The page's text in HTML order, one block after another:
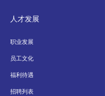
人才发展
职业发展
员工文化
福利待遇
招聘列表